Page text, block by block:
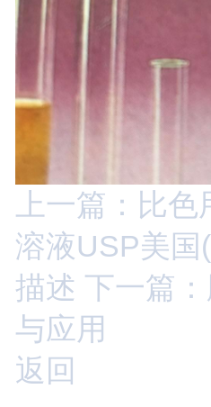
上一篇：比
溶液USP美国
描述 下一篇
与应用
返回